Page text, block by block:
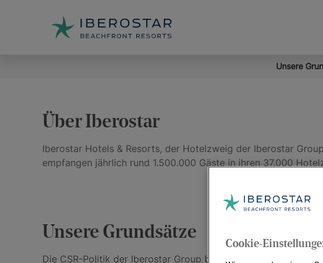
Unsere
Über Iberostar
Iberostar Hotels & Resorts, der Hotelzweig der Iberostar
empfangen jährlich rund 1.500.000 Gäste in ihren 37.000
Unsere Grundsätze
Die CSR-Politik der Iberostar Group beruht auf Grundsätzen,
Cookie-